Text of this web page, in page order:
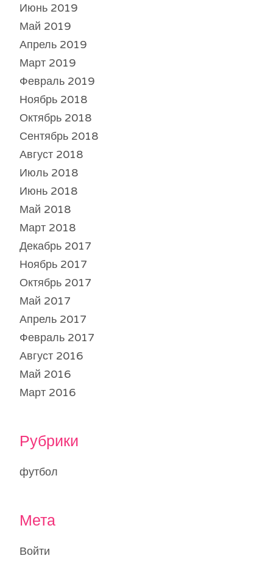
Июнь 2019
Май 2019
Апрель 2019
Март 2019
Февраль 2019
Ноябрь 2018
Октябрь 2018
Сентябрь 2018
Август 2018
Июль 2018
Июнь 2018
Май 2018
Март 2018
Декабрь 2017
Ноябрь 2017
Октябрь 2017
Май 2017
Апрель 2017
Февраль 2017
Август 2016
Май 2016
Март 2016
Рубрики
футбол
Мета
Войти